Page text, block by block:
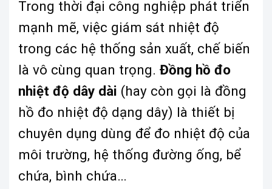
Trong thời đại công nghiệp phát triển
mạnh mẽ, việc giám sát nhiệt độ
trong các hệ thống sản xuất, chế biến
là vô cùng quan trọng. Đồng hồ đo
nhiệt độ dây dài (hay còn gọi là đồng
hồ đo nhiệt độ dạng dây) là thiết bị
chuyên dụng dùng để đo nhiệt độ của
môi trường, hệ thống đường ống, bể
chứa, bình chứa…